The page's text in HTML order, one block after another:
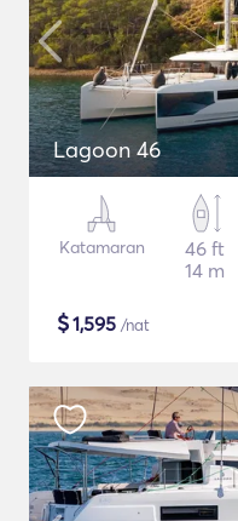
Lagoon 46
Katamaran
46 ft
14 m
$1,595 /nat